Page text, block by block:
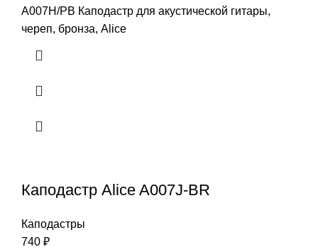
A007H/PB Каподастр для акустической гитары,
череп, бронза, Alice
Каподастр Alice A007J-BR
Каподастры
740 ₽